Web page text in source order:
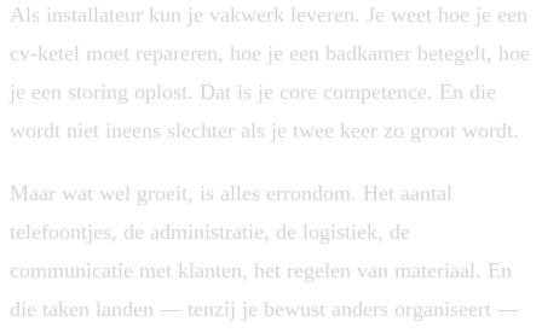
Als installateur kun je vakwerk leveren. Je weet hoe je een
cv-ketel moet repareren, hoe je een badkamer betegelt, hoe
je een storing oplost. Dat is je core competence. En die
wordt niet ineens slechter als je twee keer zo groot wordt.
Maar wat wel groeit, is alles errondom. Het aantal
telefoontjes, de administratie, de logistiek, de
communicatie met klanten, het regelen van materiaal. En
die taken landen — tenzij je bewust anders organiseert —